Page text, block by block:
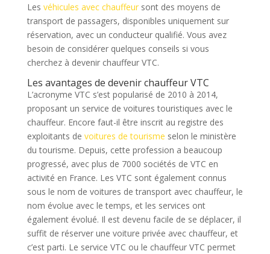
Les véhicules avec chauffeursont des moyens de
transport de passagers, disponibles uniquement sur
réservation, avec un conducteur qualifié. Vous avez
besoin de considérer quelques conseils si vous
cherchez à devenir chauffeur VTC.
Les avantages de devenir chauffeur VTC
L’acronyme VTC s’est popularisé de 2010 à 2014,
proposant un service de voitures touristiques avec le
chauffeur. Encore faut-il être inscrit au registre des
exploitants de voitures de tourisme selon le ministère
du tourisme. Depuis, cette profession a beaucoup
progressé, avec plus de 7000 sociétés de VTC en
activité en France. Les VTC sont également connus
sous le nom de voitures de transport avec chauffeur, le
nom évolue avec le temps, et les services ont
également évolué. Il est devenu facile de se déplacer, il
suffit de réserver une voiture privée avec chauffeur, et
c’est parti. Le service VTC ou le chauffeur VTC permet